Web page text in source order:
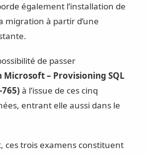
également l’installation de
migration à partir d’une
de passer
– Provisioning SQL
à l’issue de ces cinq
entrant elle aussi dans le
ces trois examens constituent